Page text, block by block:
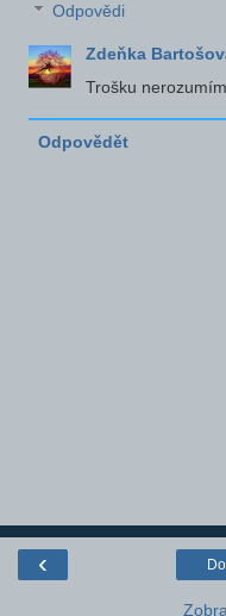
Odpovědi
Zdeňka
Trošku
Odpovědět
‹